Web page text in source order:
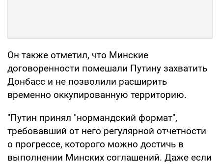
Он также отметил, что Минские
договоренности помешали Путину захватить
Донбасс и не позволили расширить
временно оккупированную территорию.
"Путин принял "нормандский формат",
требовавший от него регулярной отчетности
о прогрессе, которого можно достичь в
выполнении Минских соглашений. Даже если